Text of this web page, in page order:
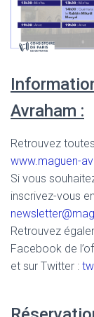
Avraham :
Retrouvez
www.maguen-
Si vous
inscrivez-vous
Retrouvez
Facebook de
et sur Twitter :